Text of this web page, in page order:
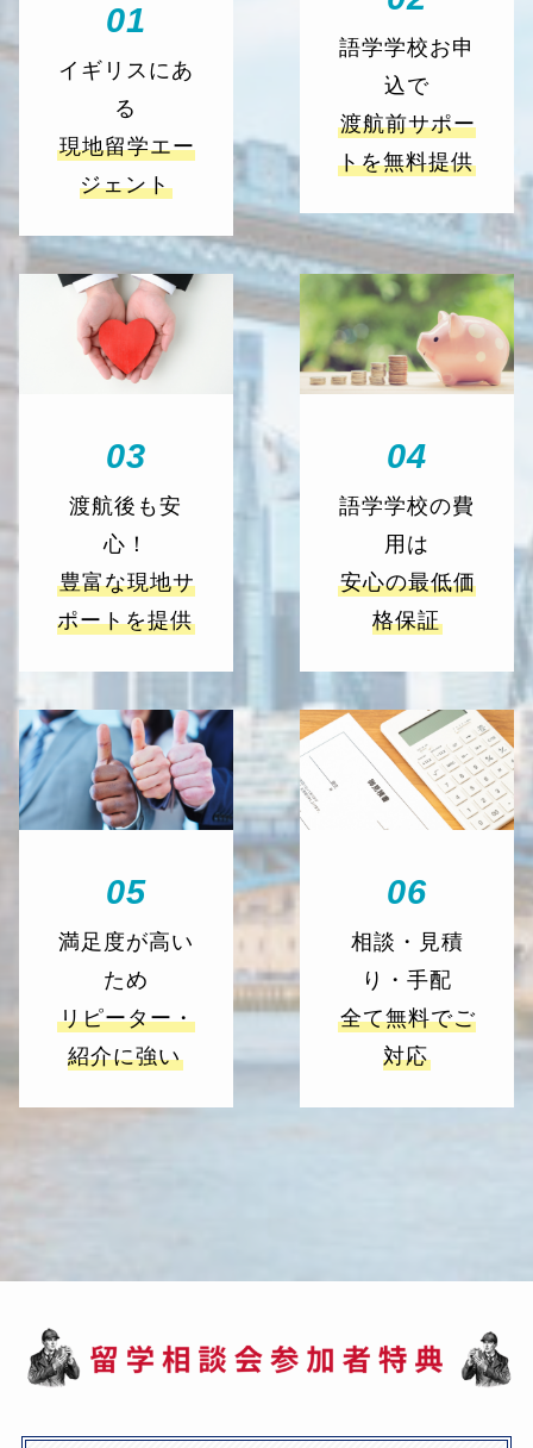
01
イギリスにあ
る
現地留学エー
ジェント
語学学校お申
込で
渡航前サポー
トを無料提供
03
渡航後も安
心！
豊富な現地サ
ポートを提供
04
語学学校の費
用は
安心の最低価
格保証
05
満足度が高い
ため
リピーター・
紹介に強い
06
相談・見積
り・手配
全て無料でご
対応